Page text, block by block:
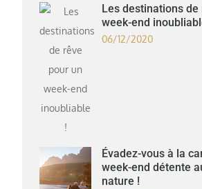
Les destinations de
week-end
06/12/2020
Évadez-vous à la
week-end détente
nature !